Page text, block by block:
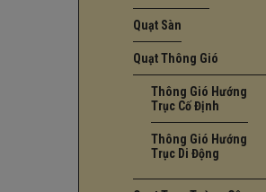
Quạt Sàn
Quạt Thông Gió
Thông Gió Hướng
Trục Cố Định
Thông Gió Hướng
Trục Di Động